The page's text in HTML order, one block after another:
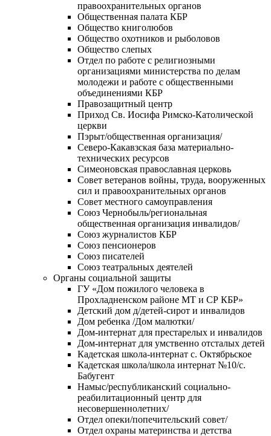
правоохранительных органов
Общественная палата КБР
Общество книголюбов
Общество охотников и рыболовов
Общество слепых
Отдел по работе с религиозными
организациями министерства по делам
молодежи и работе с общественными
объединениями КБР
Правозащитный центр
Приход Св. Иосифа Римско-Католической
церкви
Пэрыт/общественная организация/
Северо-Какавзская база материально-
технических ресурсов
Симеоновская православная церковь
Совет ветеранов войны, труда, вооруженных
сил и правоохранительных органов
Совет местного самоуправления
Союз Чернобыль/региональная
общественная организация инвалидов/
Союз журналистов КБР
Союз пенсионеров
Союз писателей
Союз театральных деятелей
Органы социальной защиты
ГУ «Дом пожилого человека в
Прохладненском районе МТ и СР КБР»
Детский дом д/детей-сирот и инвалидов
Дом ребенка /Дом малютки/
Дом-интернат для престарелых и инвалидов
Дом-интернат для умственно отсталых детей
Кадетская школа-интернат с. Октябрьское
Кадетская школа/школа интернат №10/с.
Бабугент
Намыс/республиканский социально-
реабилитационный центр для
несовершеннолетних/
Отдел опеки/попечительский совет/
Отдел охраны материнства и детства